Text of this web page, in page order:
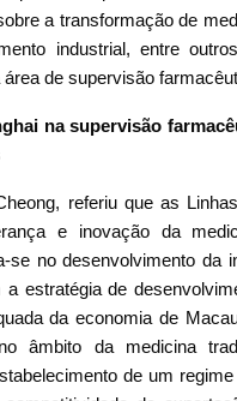
a transformação de
industrial, entre
de supervisão
na supervisão
referiu que as
e inovação da
se no desenvolvimento da
estratégia de
da economia de
âmbito da medicina
de um